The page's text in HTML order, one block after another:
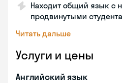
Находит общий язык с
продвинутыми
Читать дальше
Услуги и цены
Английский язык